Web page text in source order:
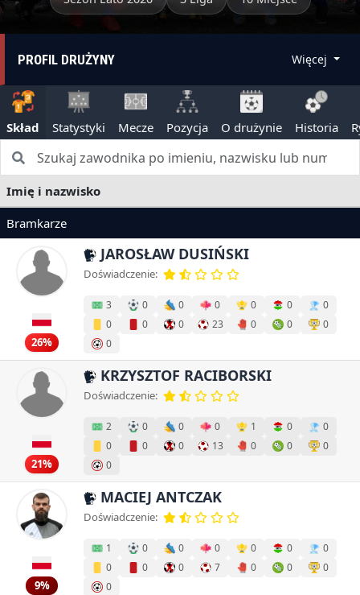
PROFIL DRUŻYNY Więcej
Skład Statystyki Mecze Pozycja O drużynie Historia
Imię i nazwisko
Bramkarze
26%
JAROSŁAW DUSIŃSKI
Doświadczenie:
3 0 0 0 0 0
0
0
0 0 23 0 0
0
0
21%
KRZYSZTOF RACIBORSKI
Doświadczenie:
2 0 0 0 1 0
0
0
0 0 13 0 0
0
0
9%
MACIEJ ANTCZAK
Doświadczenie:
1 0 0 0 0 0
0
0
0 0 7 0 0
0
0